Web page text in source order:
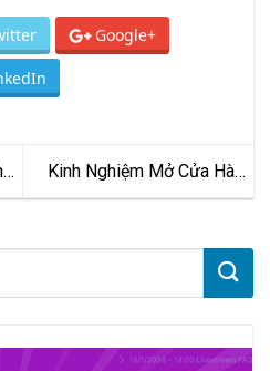
Google+
Kinh Nghiệm Mở Cửa Hàng
Kim Khí Hiệu Quả, Kinh Doanh